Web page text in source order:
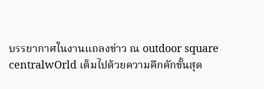
บรรยากาศในงานแถลงข่าว ณ outdoor square
centralwOrld เต็มไปด้วยความคึกคักขั้นสุด